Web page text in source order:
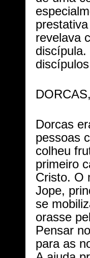
revelava
Dorcas
pessoas
colheu
primeiro
Cristo. O
Jope,
se
orasse
Pensar
para as